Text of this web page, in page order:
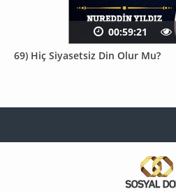
69) Hiç Siyasetsiz Din Olur Mu?
00:59:21